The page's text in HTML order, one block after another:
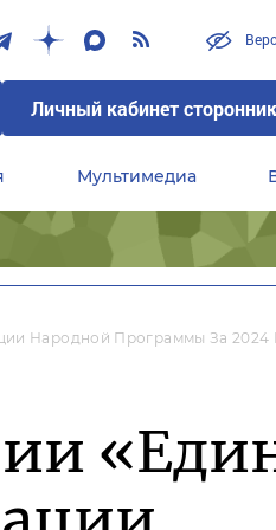
Личный кабинет
Мультимедиа
Народной Программы За 2024